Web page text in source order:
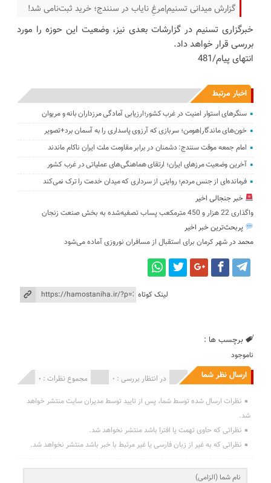
گزارش میدانی تسنیم|مرغِ نایاب در سنندج؛ خرید ثبت‌نامی شد!
خبرگزاری تسنیم در گزارشات بعدی نیز، وضعیت این حوزه را مورد
بررسی قرار خواهد داد.
انتهای پیام/481
اخبار مرتبط
سنگرهای استوار امنیت در غرب کشور؛ارزیابی آمادگی مرزداران بانه و مریوان
خون‌های ماندگار|هومن؛ سربازی که آرزوی پاسداری را به آسمان برد+تصویر
امام جمعه موقت سنندج: دشمنان در برابر مقاومت ملت ایران ناکام ماندند
آخرین وضعیت مرزهای ایران؛ ارتقای هماهنگی‌های عملیاتی در غرب کشور
فرمانده‌ای از جنس مردم؛ روایتی از سرداری که میدان خدمت را ترک نمی‌کند
خبر جنجالی اخیر
واگذاری 22 هزار و 450 مترمکعب ‌پساب تصفیه‌شده به بخش صنعت زنجان
پربحث‌ترین خبر اخیر
محمد درشهر کرمان برای استقبال از مسافران نوروزی آماده می‌شود
لینک کوتاه
برچسب ها :
ناموجود
ارسال نظر شما مجموع نظرات : 0 در انتظار بررسی : 0 انتشار یافته : 0
نظرات ارسال شده توسط شما، پس از تایید توسط مدیران سایت منتشر خواهد
شد.
نظراتی که حاوی تهمت یا افترا باشد منتشر نخواهد شد.
نظراتی که به غیر از زبان فارسی یا غیر مرتبط با خبر باشد منتشر نخواهد شد.